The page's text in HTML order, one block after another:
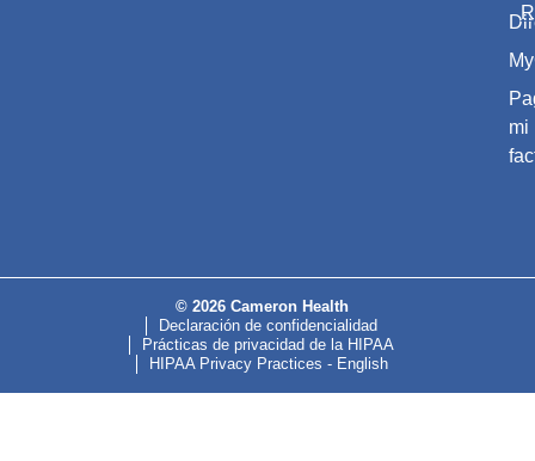
mi
© 2026 Cameron Health
Declaración de confidencialidad
Prácticas de privacidad de la HIPAA
HIPAA Privacy Practices - English